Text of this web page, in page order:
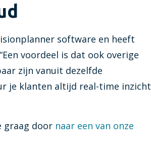
software en heeft
voordeel is dat ook overige
zijn vanuit dezelfde
je klanten altijd real-time inzicht
graag door naar een van onze